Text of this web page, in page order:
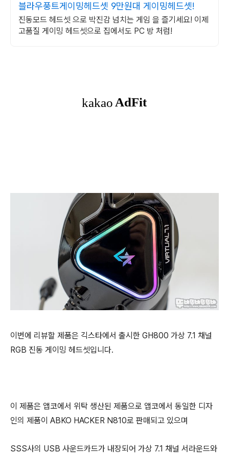
블라우풍트게이밍헤드셋 9만원대 게이밍헤드셋!
진동모드 헤드셋 으로 박진감 넘치는 게임 을 즐기세요! 이제
고품질 게이밍 헤드셋으로 집에서도 PC 방 처럼!
이번에 리뷰할 제품은 긱스타에서 출시한 GH800 가상 7.1 채널
RGB 진동 게이밍 헤드셋입니다.
이 제품은 앱코에서 위탁 생산된 제품으로 앱코에서 동일한 디자
인의 제품이 ABKO HACKER N810로 판매되고 있으며
SSS사의 USB 사운드카드가 내장되어 가상 7.1 채널 서라운드와